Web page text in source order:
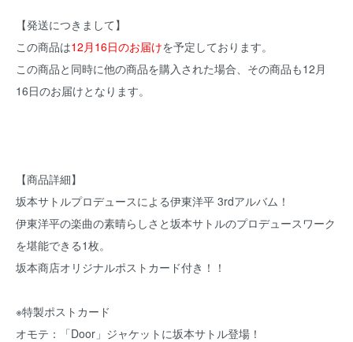
【発送につきまして】
この商品は12月16日のお届けを予定しております。
この商品と同時に他の商品を購入された場合、その商品も12月
16日のお届けとなります。
【商品詳細】
坂本サトルプロデュースによる伊東洋平 3rdアルバム！
伊東洋平の楽曲の素晴らしさと坂本サトルのプロデュースワーク
を堪能できる1枚。
坂本商店オリジナルポストカード付き！！
※特製ポストカード
オモテ：「Door」ジャケットに坂本サトル登場！